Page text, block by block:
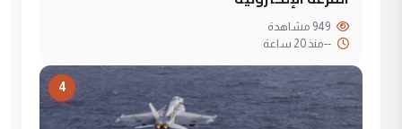
--منذ 20 ساعة
4